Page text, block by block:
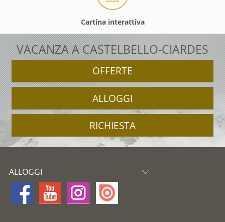
Cartina interattiva
VACANZA A CASTELBELLO-CIARDES
OFFERTE
ALLOGGI
RICHIESTA
ALLOGGI